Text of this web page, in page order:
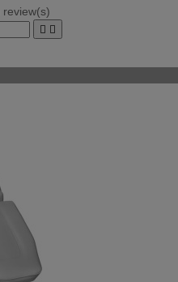
review(s)
 